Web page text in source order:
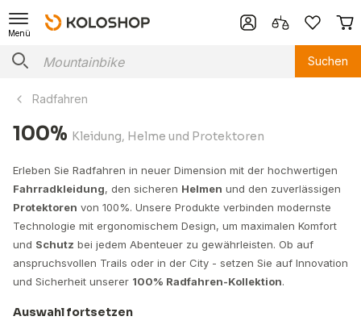
Menü
Suchen
Radfahren
100% Kleidung, Helme und Protektoren
Erleben Sie Radfahren in neuer Dimension mit der hochwertigen
Fahrradkleidung, den sicheren Helmen und den zuverlässigen
Protektoren von 100%. Unsere Produkte verbinden modernste
Technologie mit ergonomischem Design, um maximalen Komfort
und Schutz bei jedem Abenteuer zu gewährleisten. Ob auf
anspruchsvollen Trails oder in der City - setzen Sie auf Innovation
und Sicherheit unserer 100% Radfahren-Kollektion.
Auswahl fortsetzen